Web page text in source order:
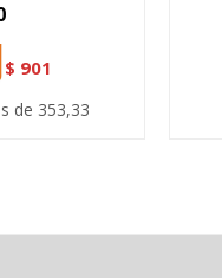
$ 901
de 353,33